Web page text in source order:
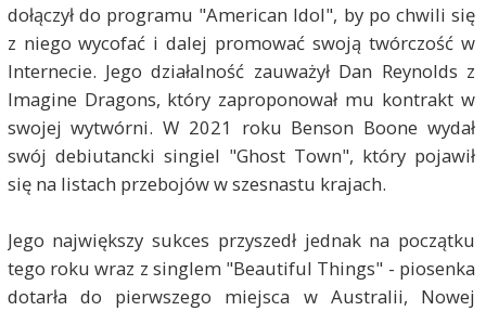
dołączył do programu "American Idol", by po chwili się
z niego wycofać i dalej promować swoją twórczość w
Internecie. Jego działalność zauważył Dan Reynolds z
Imagine Dragons, który zaproponował mu kontrakt w
swojej wytwórni. W 2021 roku Benson Boone wydał
swój debiutancki singiel "Ghost Town", który pojawił
się na listach przebojów w szesnastu krajach.
Jego największy sukces przyszedł jednak na początku
tego roku wraz z singlem "Beautiful Things" - piosenka
dotarła do pierwszego miejsca w Australii, Nowej